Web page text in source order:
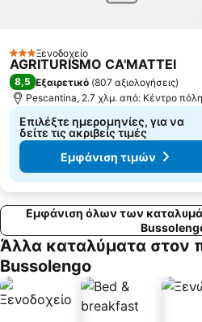
3 ΑστέριαΞενοδοχείο
AGRITURISMO CA'MATTEI
8,5 Εξαιρετικό (807 αξιολογήσεις)
Pescantina, 2.7 χλμ. από: Κέντρο
Επιλέξτε ημερομηνίες, για να
δείτε τις ακριβείς τιμές
Εμφάνιση τιμών
Εμφάνιση όλων των
Άλλα καταλύματα στον
Bussolengo